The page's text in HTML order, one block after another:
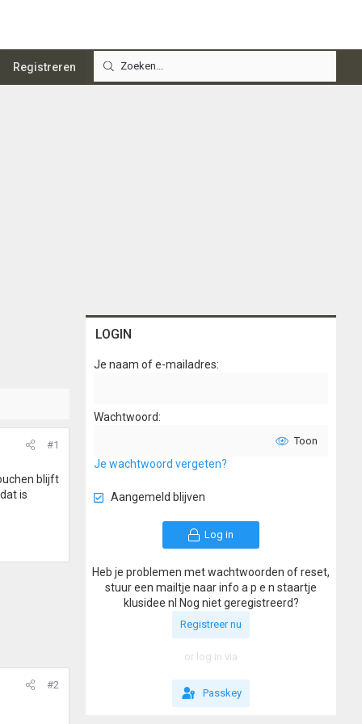
Registreren
#1
blijft
is
#2
LOGIN
Je naam of e-mailadres
Wachtwoord
Toon
Je wachtwoord vergeten?
Aangemeld blijven
Log in
Heb je problemen met wachtwoorden of reset,
stuur een mailtje naar info a p e n staartje
klusidee nl Nog niet geregistreerd?
Registreer nu
or log in via
Passkey